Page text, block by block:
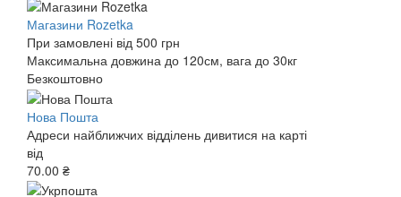
Магазини Rozetka
При замовлені від 500 грн
Максимальна довжина до 120см, вага до 30кг
Безкоштовно
Нова Пошта
Адреси найближчих відділень дивитися на карті
від
70.00 ₴